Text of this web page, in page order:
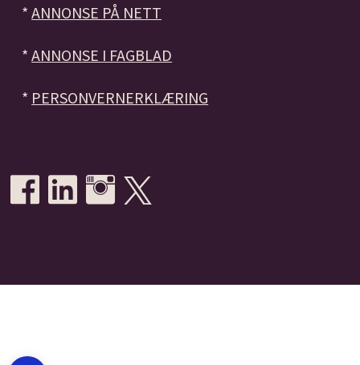
*ANNONSE PÅ NETT
*ANNONSE I FAGBLAD
* PERSONVERNERKLÆRING